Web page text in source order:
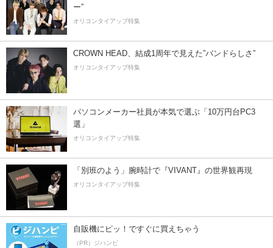
ー”
オリコンタイアップ特集
CROWN HEAD、結成1周年で見えた”バンドらしさ”
オリコンタイアップ特集
パソコンメーカー社員が本気で選ぶ「10万円台PC3
選」
オリコンタイアップ特集
「別班のよう」腕時計で『VIVANT』の世界観再現
オリコンタイアップ特集
自販機にピッ！ですぐに買えちゃう
（PR）ジハンピ